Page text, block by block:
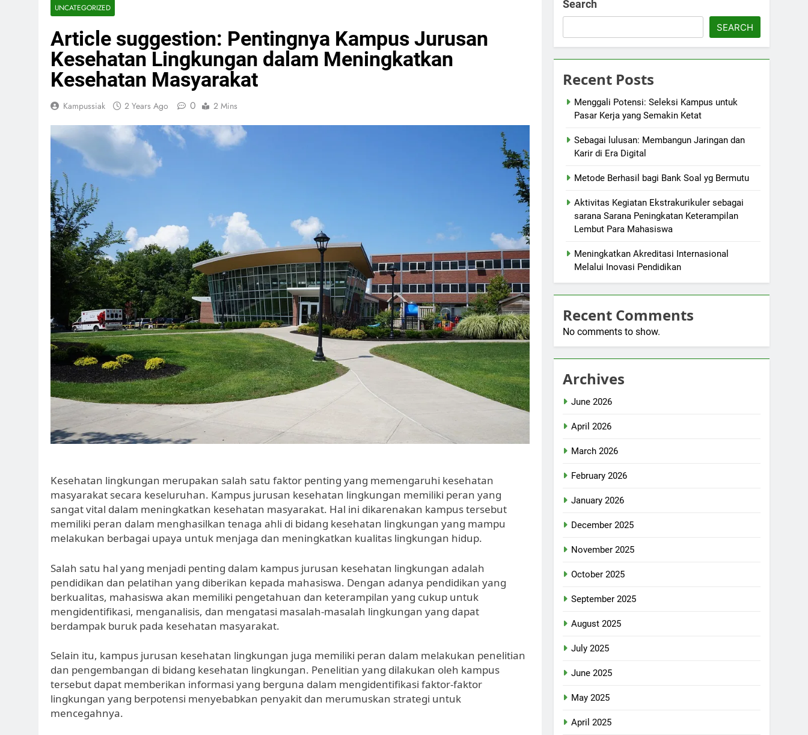
UNCATEGORIZED
Article suggestion: Pentingnya Kampus Jurusan
Kesehatan Lingkungan dalam Meningkatkan
Kesehatan Masyarakat
Kampussiak 2 Years Ago 0 2 Mins
Kesehatan lingkungan merupakan salah satu faktor penting yang memengaruhi kesehatan
masyarakat secara keseluruhan. Kampus jurusan kesehatan lingkungan memiliki peran yang
sangat vital dalam meningkatkan kesehatan masyarakat. Hal ini dikarenakan kampus tersebut
memiliki peran dalam menghasilkan tenaga ahli di bidang kesehatan lingkungan yang mampu
melakukan berbagai upaya untuk menjaga dan meningkatkan kualitas lingkungan hidup.
Salah satu hal yang menjadi penting dalam kampus jurusan kesehatan lingkungan adalah
pendidikan dan pelatihan yang diberikan kepada mahasiswa. Dengan adanya pendidikan yang
berkualitas, mahasiswa akan memiliki pengetahuan dan keterampilan yang cukup untuk
mengidentifikasi, menganalisis, dan mengatasi masalah-masalah lingkungan yang dapat
berdampak buruk pada kesehatan masyarakat.
Selain itu, kampus jurusan kesehatan lingkungan juga memiliki peran dalam melakukan penelitian
dan pengembangan di bidang kesehatan lingkungan. Penelitian yang dilakukan oleh kampus
tersebut dapat memberikan informasi yang berguna dalam mengidentifikasi faktor-faktor
lingkungan yang berpotensi menyebabkan penyakit dan merumuskan strategi untuk
mencegahnya.
Search
SEARCH
Recent Posts
Menggali Potensi: Seleksi Kampus untuk
Pasar Kerja yang Semakin Ketat
Sebagai lulusan: Membangun Jaringan dan
Karir di Era Digital
Metode Berhasil bagi Bank Soal yg Bermutu
Aktivitas Kegiatan Ekstrakurikuler sebagai
sarana Sarana Peningkatan Keterampilan
Lembut Para Mahasiswa
Meningkatkan Akreditasi Internasional
Melalui Inovasi Pendidikan
Recent Comments
No comments to show.
Archives
June 2026
April 2026
March 2026
February 2026
January 2026
December 2025
November 2025
October 2025
September 2025
August 2025
July 2025
June 2025
May 2025
April 2025